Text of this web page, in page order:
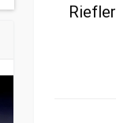
آمادگی آزمون بین المللی FE و PE بخش fluid mechanics دانشگاه Ohio University استاد Riefler